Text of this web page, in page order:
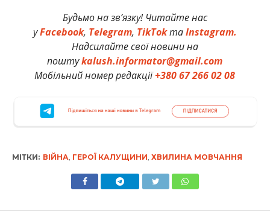
Будьмо на зв’язку! Читайте нас
уFacebook, Telegram, TikTokтаInstagram.
Надсилайте свої новини на
поштуkalush.informator@gmail.com
Мобільний номер редакції+380 67 266 02 08
МІТКИ: ВІЙНА ГЕРОЇ КАЛУЩИНИ ХВИЛИНА МОВЧАННЯ